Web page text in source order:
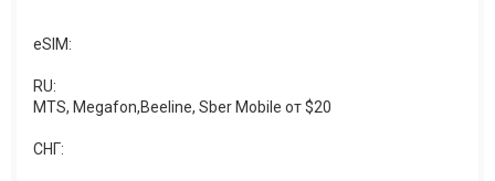
eSIM:
RU:
MTS, Megafon,Beeline, Sber Mobile от $20
СНГ: